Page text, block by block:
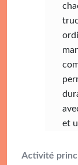
et
Activité